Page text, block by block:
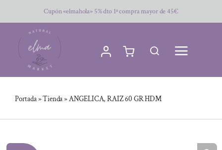
al
contenido
Cupón «elmahola» 5% dto 1ª compra mayor de 45€
Portada»Tienda»ANGELICA, RAIZ 60 GR HDM